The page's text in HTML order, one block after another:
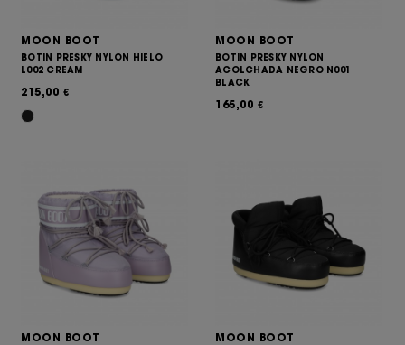
MOON BOOT
BOTIN PRESKY NYLON HIELO
L002 CREAM
215,00 €
MOON BOOT
BOTIN PRESKY NYLON
ACOLCHADA NEGRO N001
BLACK
165,00 €
MOON BOOT MOON BOOT